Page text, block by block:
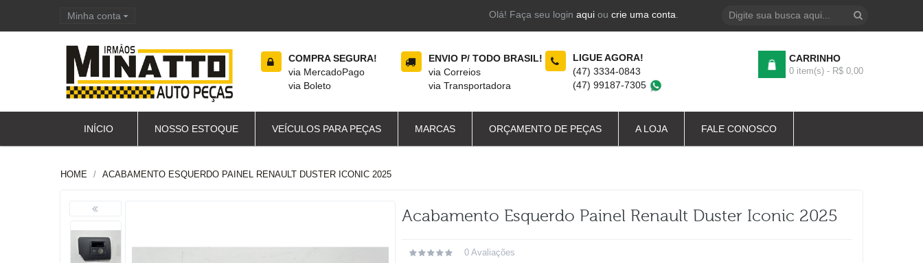
Minha conta Olá! Faça seu login aquiou crie uma conta
COMPRA SEGURA!
via MercadoPago
via Boleto
ENVIO P/ TODO BRASIL!
via Correios
via Transportadora
LIGUE AGORA!
(47) 3334-0843
(47) 99187-7305
CARRINHO
0 item(s) - R$ 0,00
INÍCIO NOSSO ESTOQUE VEÍCULOS PARA PEÇAS MARCAS ORÇAMENTO DE PEÇAS A LOJA FALE CONOSCO
HOME ACABAMENTO ESQUERDO PAINEL RENAULT DUSTER ICONIC 2025
Acabamento Esquerdo Painel Renault Duster Iconic 2025
0 Avaliações